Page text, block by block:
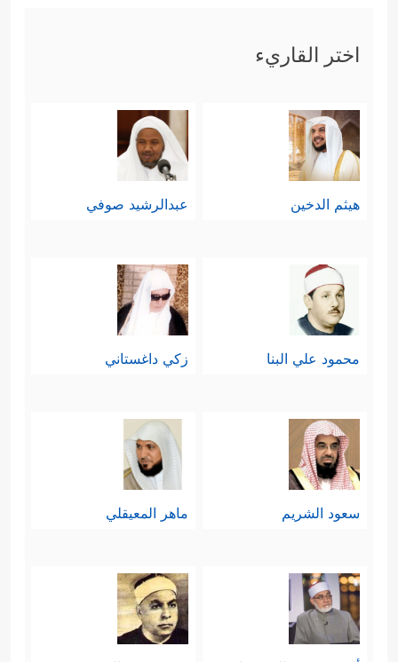
اختر القاريء
هيثم الدخين عبدالرشيد صوفي
محمود علي البنا زكي داغستاني
سعود الشريم ماهر المعيقلي